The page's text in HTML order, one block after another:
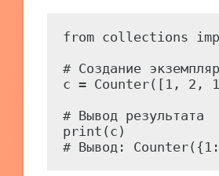
from collections
# Создание
c = Counter([1, 2,
# Вывод результата
print(c)